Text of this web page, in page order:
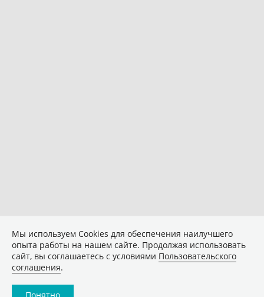
Мы используем Сookies для обеспечения наилучшего
опыта работы на нашем сайте. Продолжая использовать
сайт, вы соглашаетесь с условиями Пользовательского
соглашения.